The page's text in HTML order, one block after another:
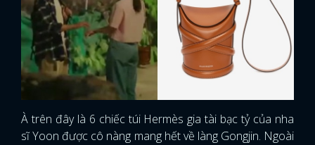
À trên đây là 6 chiếc túi Hermès gia tài bạc tỷ của nha
sĩ Yoon được cô nàng mang hết về làng Gongjin. Ngoài